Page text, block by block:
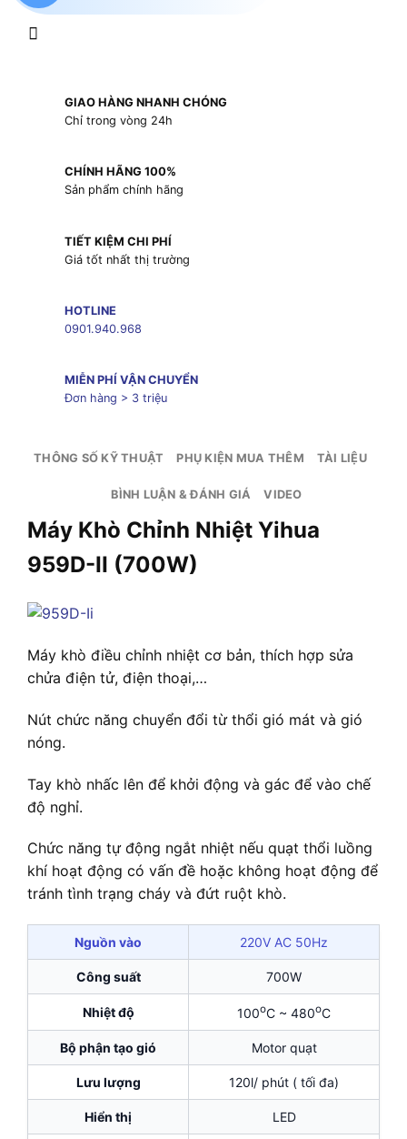
GIAO HÀNG NHANH CHÓNG
Chỉ trong vòng 24h
CHÍNH HÃNG 100%
Sản phẩm chính hãng
TIẾT KIỆM CHI PHÍ
Giá tốt nhất thị trường
HOTLINE
0901.940.968
MIỄN PHÍ VẬN CHUYỂN
Đơn hàng > 3 triệu
THÔNG SỐ KỸ THUẬT PHỤ KIỆN MUA THÊM TÀI LIỆU
BÌNH LUẬN & ĐÁNH GIÁ VIDEO
Máy Khò Chỉnh Nhiệt Yihua
959D-II (700W)
Máy khò điều chỉnh nhiệt cơ bản, thích hợp sửa
chửa điện tử, điện thoại,…
Nút chức năng chuyển đổi từ thổi gió mát và gió
nóng.
Tay khò nhấc lên để khởi động và gác để vào chế
độ nghỉ.
Chức năng tự động ngắt nhiệt nếu quạt thổi luồng
khí hoạt động có vấn đề hoặc không hoạt động để
tránh tình trạng cháy và đứt ruột khò.
Nguồn vào 220V AC 50Hz
Công suất 700W
Nhiệt độ 100oC ~ 480oC
Bộ phận tạo gió Motor quạt
Lưu lượng 120l/ phút ( tối đa)
Hiển thị LED